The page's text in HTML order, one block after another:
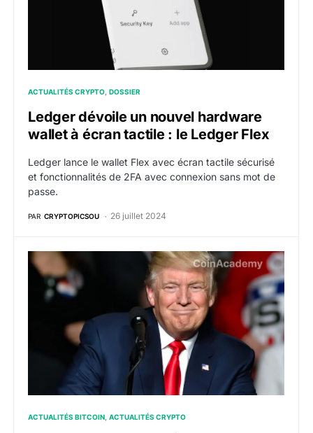
ACTUALITÉS CRYPTO DOSSIER
Ledger dévoile un nouvel hardware
wallet à écran tactile : le Ledger Flex
Ledger lance le wallet Flex avec écran tactile sécurisé
et fonctionnalités de 2FA avec connexion sans mot de
passe.
PAR CRYPTOPICSOU 26 juillet 2024
Donald Trump sera présent en tant qu’intervenant à
ACTUALITÉS BITCOIN ACTUALITÉS CRYPTO